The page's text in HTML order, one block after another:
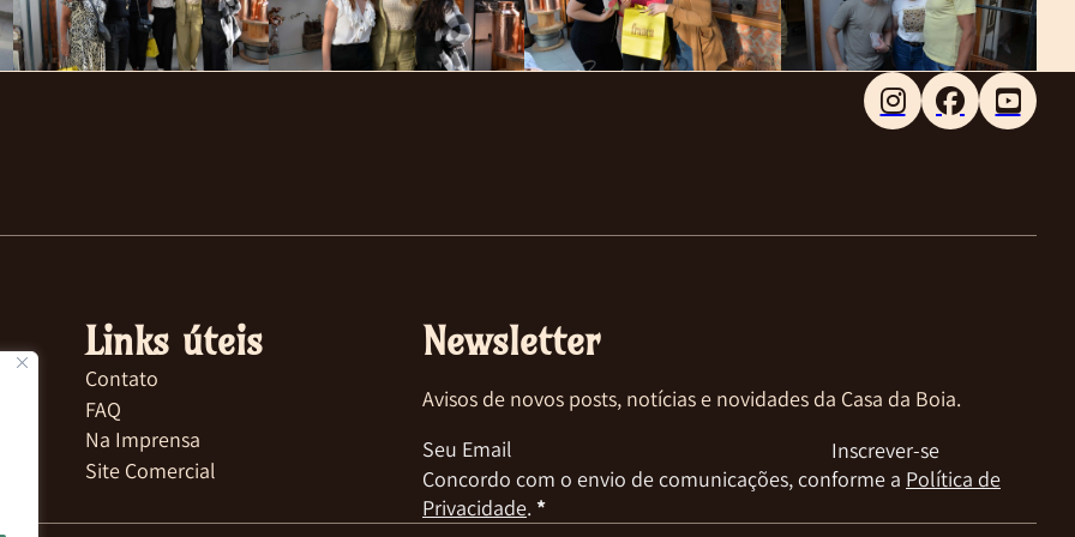
Follow me on
Follow me on X
Follow me on LinkedIn
Links úteis
Contato
FAQ
Na Imprensa
Site Comercial
Newsletter
Avisos de novos posts, notícias e novidades da Casa da Boia.
Inscrever-se
Concordo com o envio de comunicações, conforme a Política de
Privacidade. *